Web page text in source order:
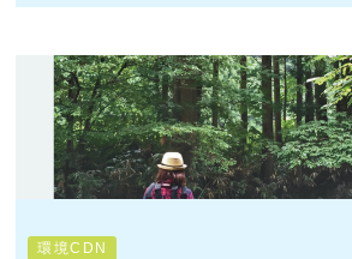
環境CDN